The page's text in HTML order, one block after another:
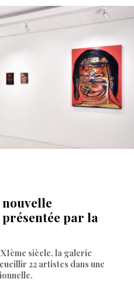
nouvelle
par la
siècle, la galerie
22 artistes dans une